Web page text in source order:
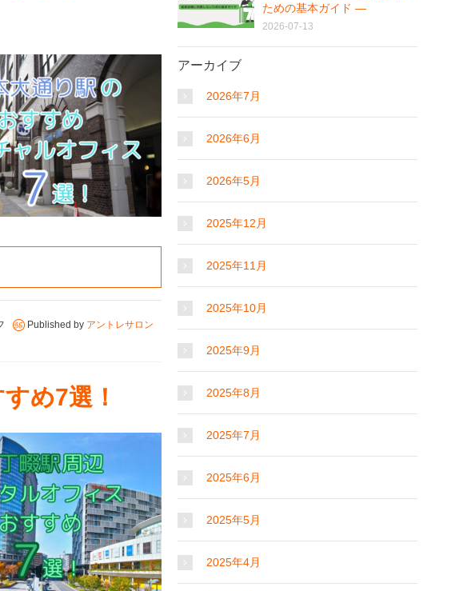
Published by アントレサロン
め7選！
ための基本ガイド ―
2026-07-13
アーカイブ
2026年7月
2026年6月
2026年5月
2025年12月
2025年11月
2025年10月
2025年9月
2025年8月
2025年7月
2025年6月
2025年5月
2025年4月